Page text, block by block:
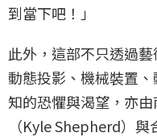
到當下吧！」
此外，這部不只透過
動態投影、機械裝置
知的恐懼與渴望，亦
（Kyle Shepherd）